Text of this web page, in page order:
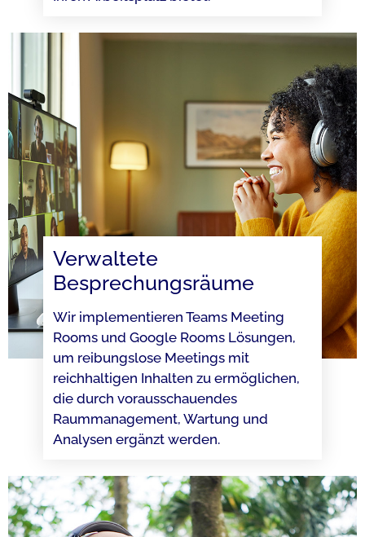
Verwaltete
Besprechungsräume
Wir implementieren Teams Meeting
Rooms und Google Rooms Lösungen,
um reibungslose Meetings mit
reichhaltigen Inhalten zu ermöglichen,
die durch vorausschauendes
Raummanagement, Wartung und
Analysen ergänzt werden.